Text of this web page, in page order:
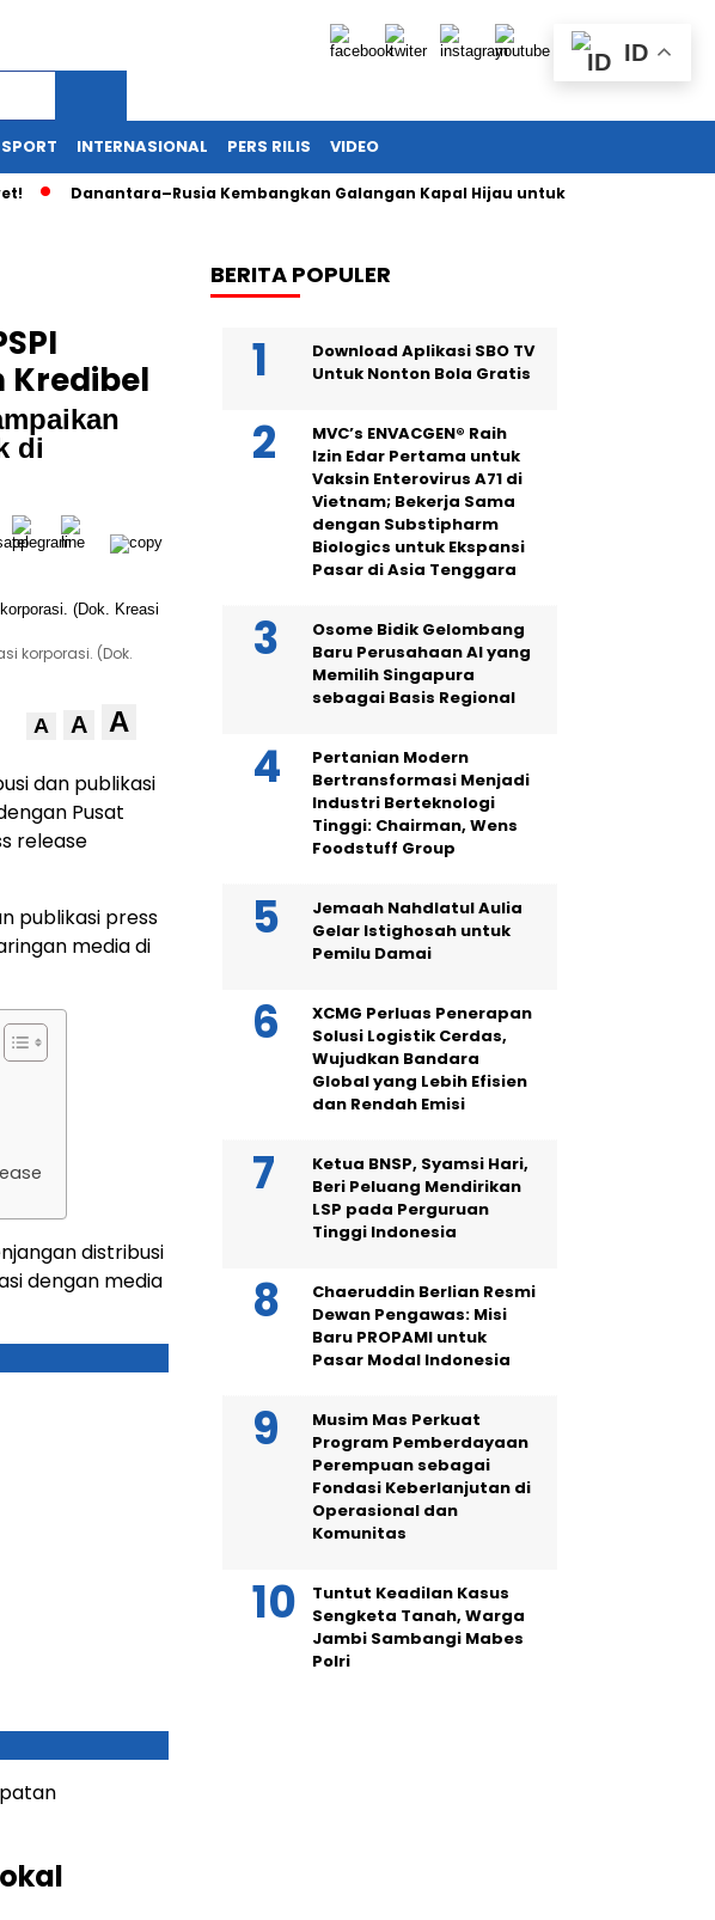
SPORT INTERNASIONAL PERS RILIS VIDEO
Danantara–Rusia Kembangkan Galangan Kapal Hijau untuk Bangkitkan Maritim
Kredibel
di
korporasi. (Dok.
A A A
dan publikasi
Pusat
release
publikasi press
media di
distribusi
dengan media
BERITA POPULER
Download Aplikasi SBO TV
Untuk Nonton Bola Gratis
MVC’s ENVACGEN® Raih
Izin Edar Pertama untuk
Vaksin Enterovirus A71 di
Vietnam; Bekerja Sama
dengan Substipharm
Biologics untuk Ekspansi
Pasar di Asia Tenggara
Osome Bidik Gelombang
Baru Perusahaan AI yang
Memilih Singapura
sebagai Basis Regional
Pertanian Modern
Bertransformasi Menjadi
Industri Berteknologi
Tinggi: Chairman, Wens
Foodstuff Group
Jemaah Nahdlatul Aulia
Gelar Istighosah untuk
Pemilu Damai
XCMG Perluas Penerapan
Solusi Logistik Cerdas,
Wujudkan Bandara
Global yang Lebih Efisien
dan Rendah Emisi
Ketua BNSP, Syamsi Hari,
Beri Peluang Mendirikan
LSP pada Perguruan
Tinggi Indonesia
Chaeruddin Berlian Resmi
Dewan Pengawas: Misi
Baru PROPAMI untuk
Pasar Modal Indonesia
Musim Mas Perkuat
Program Pemberdayaan
Perempuan sebagai
Fondasi Keberlanjutan di
Operasional dan
Komunitas
Tuntut Keadilan Kasus
Sengketa Tanah, Warga
Jambi Sambangi Mabes
Polri
ID